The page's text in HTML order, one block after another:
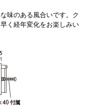
味のある風合いです。ク
く経年変化をお楽しみい